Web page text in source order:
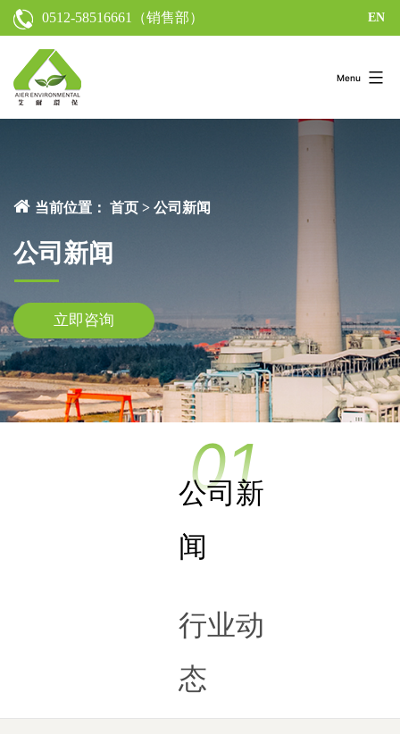
0512-58516661 （销售部） EN
Menu
当前位置： 首页 > 公司新闻
公司新闻
立即咨询
公司新
闻
行业动
态